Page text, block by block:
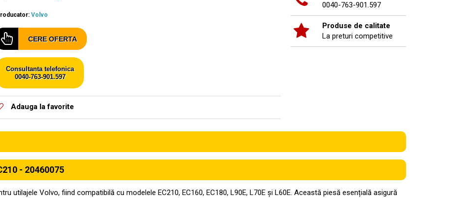
0040-763-901.597
Produse de calitate
La preturi competitive
Volvo
CERE OFERTA
Consultanta telefonica
0040-763-901.597
Adauga la favorite
- 20460075
utilajele Volvo, fiind compatibilă cu modelele EC210, EC160, EC180, L90E, L70E și L60E. Această piesă esențială asigură